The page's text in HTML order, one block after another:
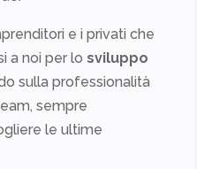
e i privati che
a noi per lo sviluppo
sulla professionalità
sempre
le ultime